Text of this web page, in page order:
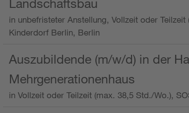
in unbefristeter Anstellung, Vollzeit oder
Kinderdorf Berlin, Berlin
Auszubildende (m/w/d) in der
Mehrgenerationenhaus
in Vollzeit oder Teilzeit (max. 38,5 Std./Wo.),